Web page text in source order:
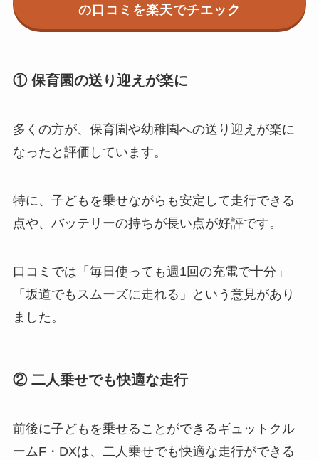
の口コミを楽天でチエック
① 保育園の送り迎えが楽に
多くの方が、保育園や幼稚園への送り迎えが楽に
なったと評価しています。
特に、子どもを乗せながらも安定して走行できる
点や、バッテリーの持ちが長い点が好評です。
口コミでは「毎日使っても週1回の充電で十分」
「坂道でもスムーズに走れる」という意見があり
ました​。
② 二人乗せでも快適な走行
前後に子どもを乗せることができるギュットクル
ームF・DXは、二人乗せでも快適な走行ができる